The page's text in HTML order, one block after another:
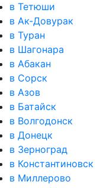
в Тетюши
в Ак-Довурак
в Туран
в Шагонара
в Абакан
в Сорск
в Азов
в Батайск
в Волгодонск
в Донецк
в Зерноград
в Константиновск
в Миллерово